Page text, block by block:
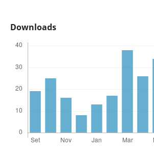
Downloads